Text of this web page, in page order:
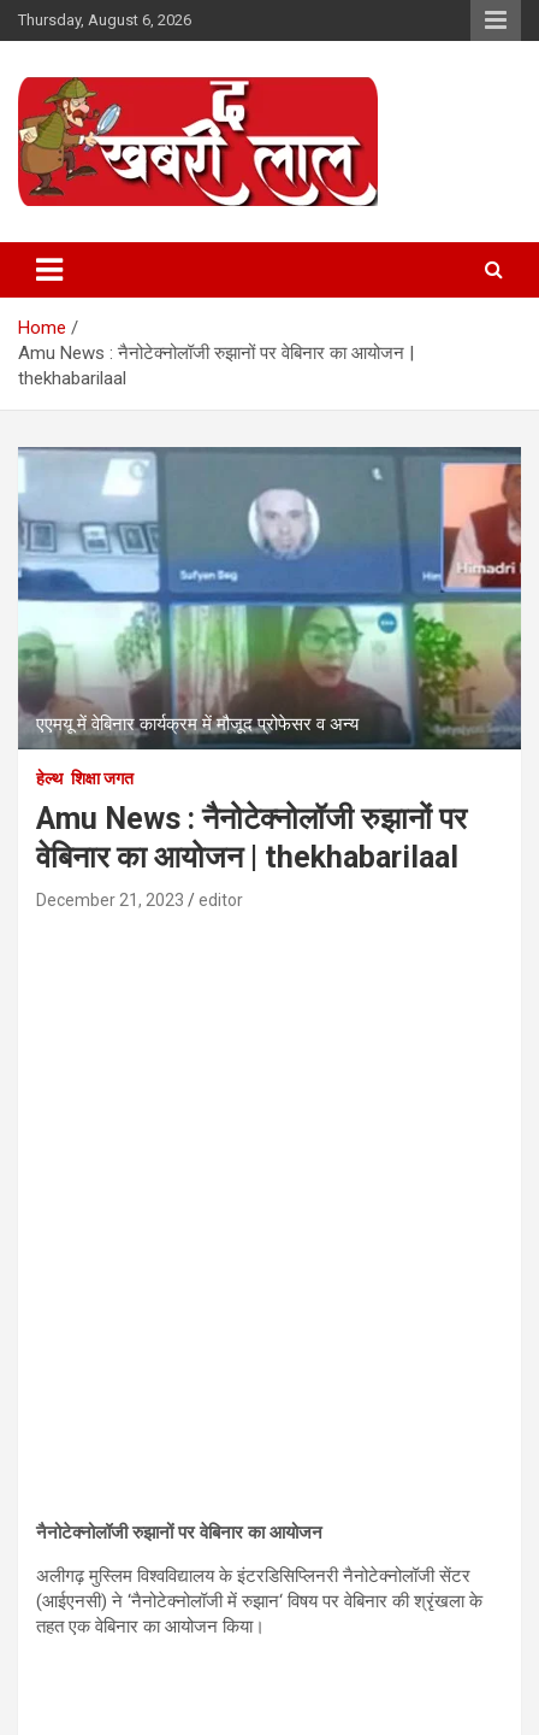
Skip
to
Thursday, August 6, 2026
The Khabri Laal
Online News Portal
Home
Amu News : नैनोटेक्नोलॉजी रुझानों पर वेबिनार का आयोजन |
thekhabarilaal
एएमयू में वेबिनार कार्यक्रम में मौजूद प्रोफेसर व अन्य
हेल्थ शिक्षा जगत
Amu News : नैनोटेक्नोलॉजी रुझानों पर
वेबिनार का आयोजन | thekhabarilaal
December 21, 2023 editor
नैनोटेक्नोलॉजी रुझानों पर वेबिनार का आयोजन
अलीगढ़ मुस्लिम विश्वविद्यालय के इंटरडिसिप्लिनरी नैनोटेक्नोलॉजी सेंटर
(आईएनसी) ने ‘नैनोटेक्नोलॉजी में रुझान‘ विषय पर वेबिनार की श्रृंखला के
तहत एक वेबिनार का आयोजन किया।